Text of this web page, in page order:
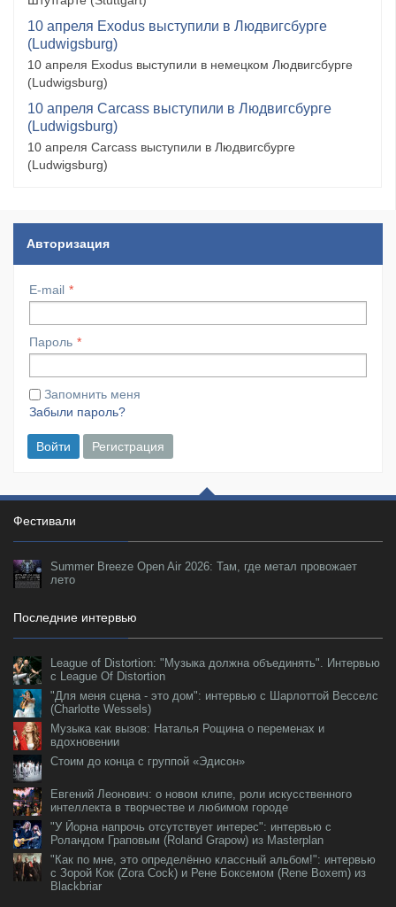
10 апреля Exodus выступили в Людвигсбурге
(Ludwigsburg)
10 апреля Exodus выступили в немецком Людвигсбурге
(Ludwigsburg)
10 апреля Carcass выступили в Людвигсбурге
(Ludwigsburg)
10 апреля Carcass выступили в Людвигсбурге
(Ludwigsburg)
Авторизация
E-mail
Пароль
Запомнить меня
Забыли пароль?
Войти Регистрация
Фестивали
Summer Breeze Open Air 2026: Там, где метал провожает
лето
Последние интервью
League of Distortion: "Музыка должна объединять". Интервью
с League Of Distortion
"Для меня сцена - это дом": интервью с Шарлоттой Весселс
(Charlotte Wessels)
Музыка как вызов: Наталья Рощина о переменах и
вдохновении
Стоим до конца с группой «Эдисон»
Евгений Леонович: о новом клипе, роли искусственного
интеллекта в творчестве и любимом городе
"У Йорна напрочь отсутствует интерес": интервью с
Роландом Граповым (Roland Grapow) из Masterplan
"Как по мне, это определённо классный альбом!": интервью
с Зорой Кок (Zora Cock) и Рене Боксемом (Rene Boxem) из
Blackbriar